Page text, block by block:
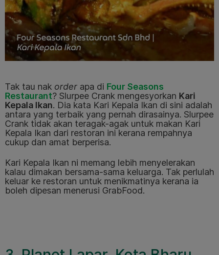
Tak tau nak order apa di Four Seasons
Restaurant? Slurpee Crank mengesyorkan Kari
Kepala Ikan. Dia kata Kari Kepala Ikan di sini adalah
antara yang terbaik yang pernah dirasainya. Slurpee
Crank tidak akan teragak-agak untuk makan Kari
Kepala Ikan dari restoran ini kerana rempahnya
cukup dan amat berperisa.
Kari Kepala Ikan ni memang lebih menyelerakan
kalau dimakan bersama-sama keluarga. Tak perlulah
keluar ke restoran untuk menikmatinya kerana ia
boleh dipesan menerusi GrabFood.